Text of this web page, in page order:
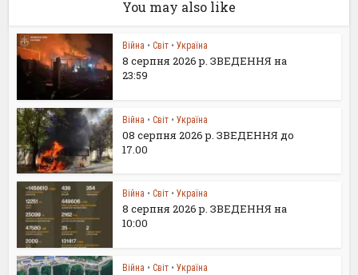
You may also like
Війна • Світ • Україна
8 серпня 2026 р. ЗВЕДЕННЯ на
23:59
Війна • Світ • Україна
08 серпня 2026 р. ЗВЕДЕННЯ до
17.00
Війна • Світ • Україна
8 серпня 2026 р. ЗВЕДЕННЯ на
10:00
Війна • Світ • Україна